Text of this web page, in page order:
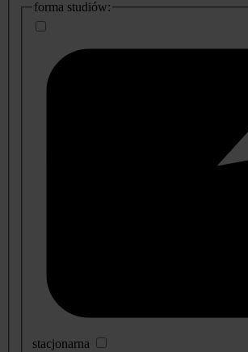
dodatkowe
informacje
forma studiów:
stacjonarna